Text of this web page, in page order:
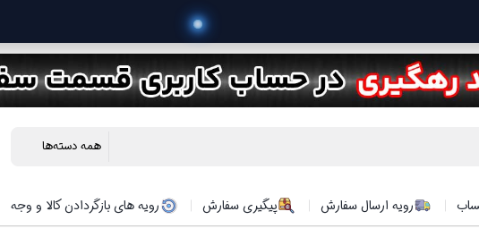
رویه ارسال سفارش پیگیری سفارش رویه های بازگردادن کالا و وجه
خرید محص